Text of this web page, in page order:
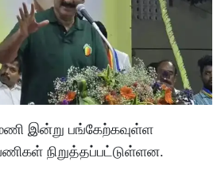
இன்று பங்கேற்கவுள்ள
நிறுத்தப்பட்டுள்ளன.